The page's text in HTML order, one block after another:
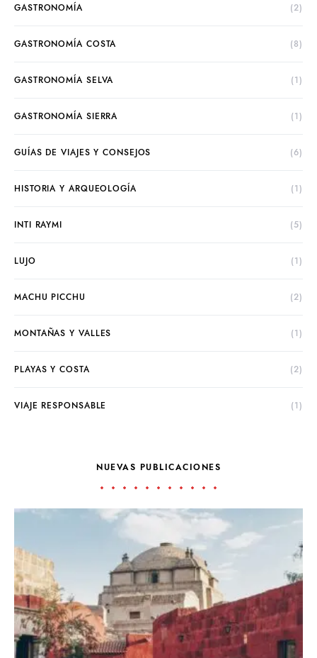
GASTRONOMÍA (2)
GASTRONOMÍA COSTA (8)
GASTRONOMÍA SELVA (1)
GASTRONOMÍA SIERRA (1)
GUÍAS DE VIAJES Y CONSEJOS (6)
HISTORIA Y ARQUEOLOGÍA (1)
INTI RAYMI (5)
LUJO (1)
MACHU PICCHU (2)
MONTAÑAS Y VALLES (1)
PLAYAS Y COSTA (2)
VIAJE RESPONSABLE (1)
NUEVAS PUBLICACIONES